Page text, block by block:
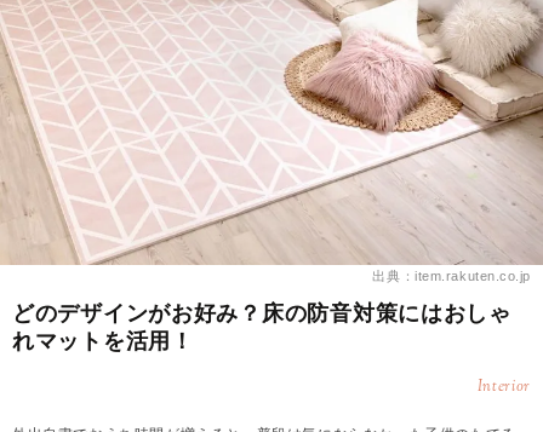
出典：item.rakuten.co.jp
どのデザインがお好み？床の防音対策にはおしゃ
れマットを活用！
Interior